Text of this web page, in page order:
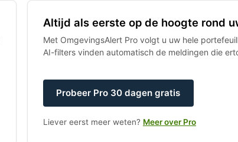
Altijd als eerste op de hoogte rond
Met OmgevingsAlert Pro volgt u uw hele
AI-filters vinden automatisch de meldingen die
Probeer Pro 30 dagen gratis
Liever eerst meer weten? Meer over Pro